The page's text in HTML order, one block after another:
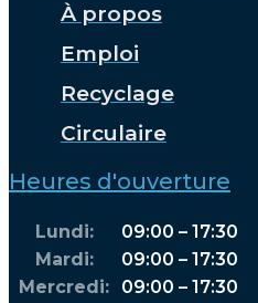
À propos
Emploi
Recyclage
Circulaire
Heures d'ouverture
Lundi:
09:00 – 17:30
Mardi:
09:00 – 17:30
Mercredi:
09:00 – 17:30